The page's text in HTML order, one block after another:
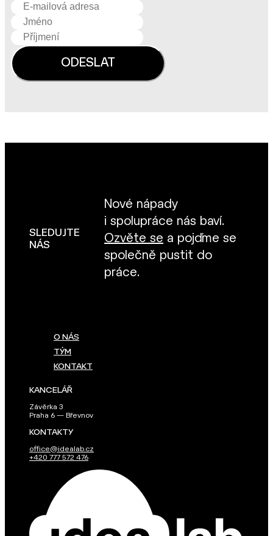
SLEDUJTE
NÁS
Nové nápady
i spolupráce nás baví.
Ozvěte se a pojďme se
společně pustit do
práce.
O NÁS
TÝM
KONTAKT
KANCELÁŘ
Závěrka 3
Praha 6 — Břevnov
KONTAKTY
office@idealab.cz
+420 777 572 476